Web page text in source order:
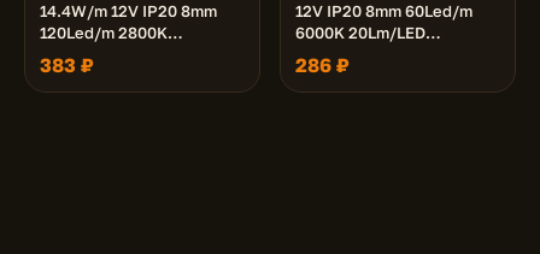
14.4W/m 12V IP20 8mm
120Led/m 2800K
12Lm/LED 1400Lm/m
светодиодная лента на
катушке 5м.
383 ₽
12V IP20 8mm 60Led/m
6000K 20Lm/LED
1200Lm/m светодиодная
лента на катушке 5м.
286 ₽